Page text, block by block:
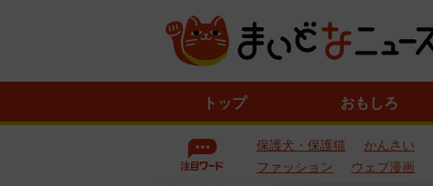
トップ おもしろ
保護犬・保護猫 かんさい
ファッション
ウェブ漫画